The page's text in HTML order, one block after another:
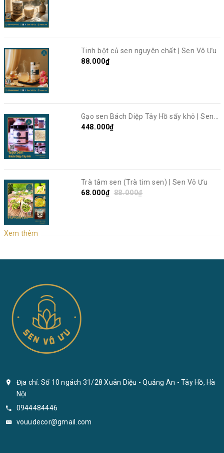
Tinh bột củ sen nguyên chất | Sen Vô Ưu
88.000₫
Gạo sen Bách Diệp Tây Hồ sấy khô | Sen
Vô Ưu
448.000₫
Trà tâm sen (Trà tim sen) | Sen Vô Ưu
68.000₫ 88.000₫
Xem thêm
Địa chỉ: Số 10 ngách 31/28 Xuân Diệu - Quảng An - Tây Hồ, Hà
Nội
0944484446
vouudecor@gmail.com